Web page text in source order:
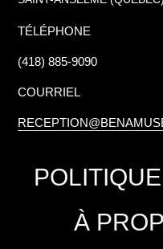
TÉLÉPHONE
(418) 885-9090
COURRIEL
À